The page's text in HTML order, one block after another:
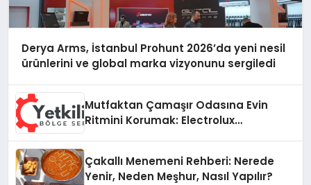
Derya Arms, İstanbul Prohunt 2026’da yeni nesil
ürünlerini ve global marka vizyonunu sergiledi
Mutfaktan Çamaşır Odasına Evin
Ritmini Korumak: Electrolux
Çakallı Menemeni Rehberi: Nerede
Yenir, Neden Meşhur, Nasıl Yapılır?